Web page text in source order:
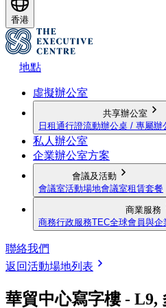
香港
地點
虛擬辦公室
共享辦公室
日租通行證流動辦公桌 / 專屬辦
私人辦公室
企業辦公室方案
會議及活動
會議室活動場地會議室租賃套餐
商業服務
商務行政服務TEC全球會員與企
聯絡我們
返回活動場地列表
華貿中心寫字樓 - L9,